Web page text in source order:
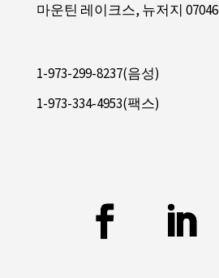
마운틴 레이크스, 뉴저지 07046
1-973-299-8237(음성)
1-973-334-4953(팩스)